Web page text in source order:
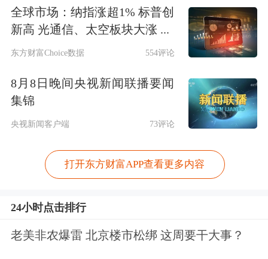
全球市场：纳指涨超1% 标普创
新高 光通信、太空板块大涨 ...
东方财富Choice数据 554评论
8月8日晚间央视新闻联播要闻
集锦
央视新闻客户端 73评论
打开东方财富APP查看更多内容
24小时点击排行
老美非农爆雷 北京楼市松绑 这周要干大事？